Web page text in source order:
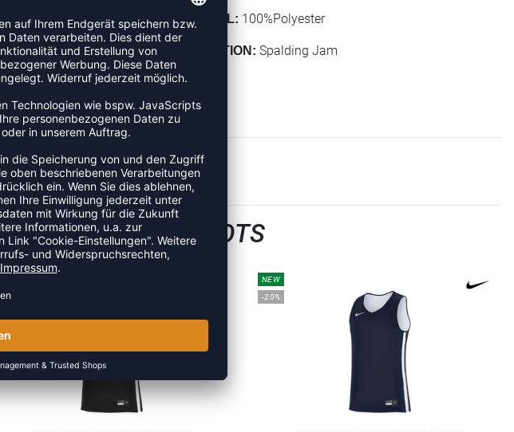
das
Kollektion.
MATERIAL: 100%Polyester
KOLLEKTION: Spalding Jam
BASKETBALLTRIKOTS
NEW
-20%